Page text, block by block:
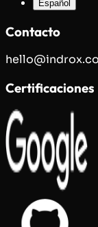
Español
Contacto
Certificaciones